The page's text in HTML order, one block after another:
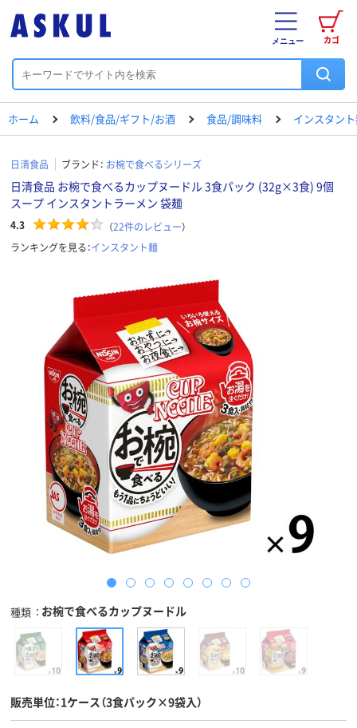
カゴ
メニュー
ホーム 飲料/食品/ギフト/お酒 食品/調味料 インスタン
日清食品 ブランド： お椀で食べるシリーズ
日清食品 お椀で食べるカップヌードル 3食パック (32g×3食) 9個
スープ インスタントラーメン 袋麺
4.3 （22件のレビュー）
ランキングを見る：インスタント麺
種類 お椀で食べるカップヌードル
販売単位：1ケース（3食パック×9袋入）